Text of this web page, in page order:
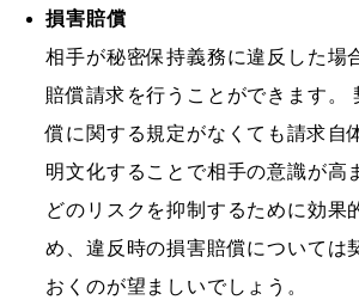
損害賠償
相手が秘密保持義務に違反した場
賠償請求を行うことができます。
償に関する規定がなくても請求自
明文化することで相手の意識が高
どのリスクを抑制するために効果
め、違反時の損害賠償については
おくのが望ましいでしょう。